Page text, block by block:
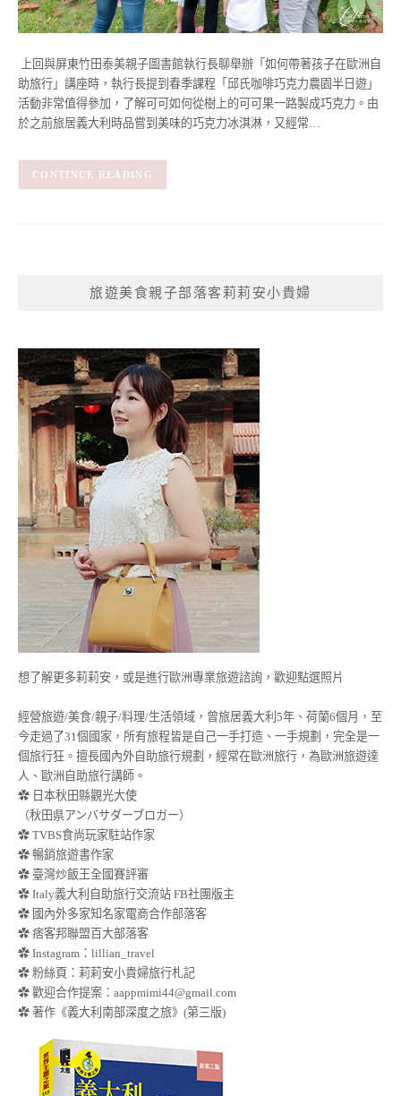
​ 上回與屏東竹田泰美親子圖書館執行長聊舉辦「如何帶著孩子在歐洲自
助旅行」講座時，執行長提到春季課程「邱氏咖啡巧克力農園半日遊」
活動非常值得參加，了解可可如何從樹上的可可果一路製成巧克力。由
於之前旅居義大利時品嘗到美味的巧克力冰淇淋，又經常…
CONTINUE READING
旅遊美食親子部落客莉莉安小貴婦
想了解更多莉莉安，或是進行歐洲專業旅遊諮詢，歡迎點選照片
經營旅遊/美食/親子/料理/生活領域，曾旅居義大利5年、荷蘭6個月，至
今走過了31個國家，所有旅程皆是自己一手打造、一手規劃，完全是一
個旅行狂。擅長國內外自助旅行規劃，經常在歐洲旅行，為歐洲旅遊達
人、歐洲自助旅行講師。
✿ 日本秋田縣觀光大使
（秋田県アンバサダーブロガー）
✿ TVBS食尚玩家駐站作家
✿ 暢銷旅遊書作家
✿ 臺灣炒飯王全國賽評審
✿ Italy義大利自助旅行交流站 FB社團版主
✿ 國內外多家知名家電商合作部落客
✿ 痞客邦聯盟百大部落客
✿ Instagram：lillian_travel
✿ 粉絲頁：莉莉安小貴婦旅行札記
✿ 歡迎合作提案： aappmimi44@gmail.com
✿ 著作《義大利南部深度之旅》(第三版)